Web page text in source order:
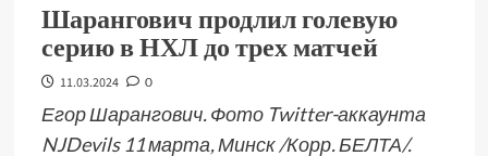
Шарангович продлил голевую
серию в НХЛ до трех матчей
11.03.2024 0
Егор Шарангович. Фото Twitter-аккаунта
NJDevils 11 марта, Минск /Корр. БЕЛТА/.